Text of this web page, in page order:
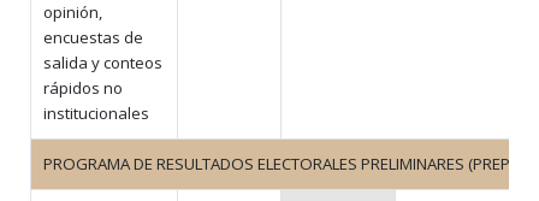
opinión,
encuestas de
salida y conteos
rápidos no
institucionales
PROGRAMA DE RESULTADOS ELECTORALES PRELIMINARES (PREP)